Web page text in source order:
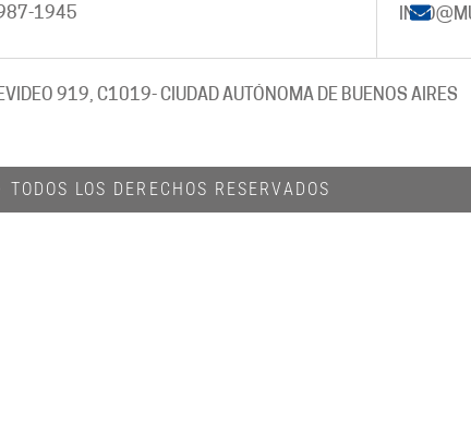
1945
919, C1019- CIUDAD AUTÓNOMA DE BUENOS AIRES
LOS DERECHOS RESERVADOS